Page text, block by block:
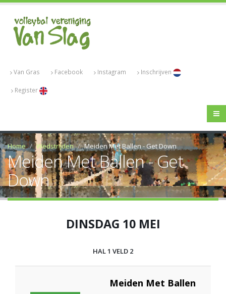
Van Gras Facebook Instagram Inschrijven
Register
Home Wedstrijden Meiden Met Ballen - Get Down
Meiden Met Ballen - Get
Down
DINSDAG 10 MEI
HAL 1 VELD 2
Meiden Met Ballen